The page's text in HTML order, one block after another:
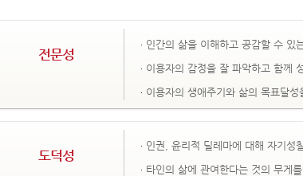
전문성
인간의 삶을 이해하고 공감할 수 있
이용자의 감정을 잘 파악하고 함께
이용자의 생애주기와 삶의 목표달
도덕성
인권, 윤리적 딜레마에 대해 자기성
타인의 삶에 관여한다는 것의 무게